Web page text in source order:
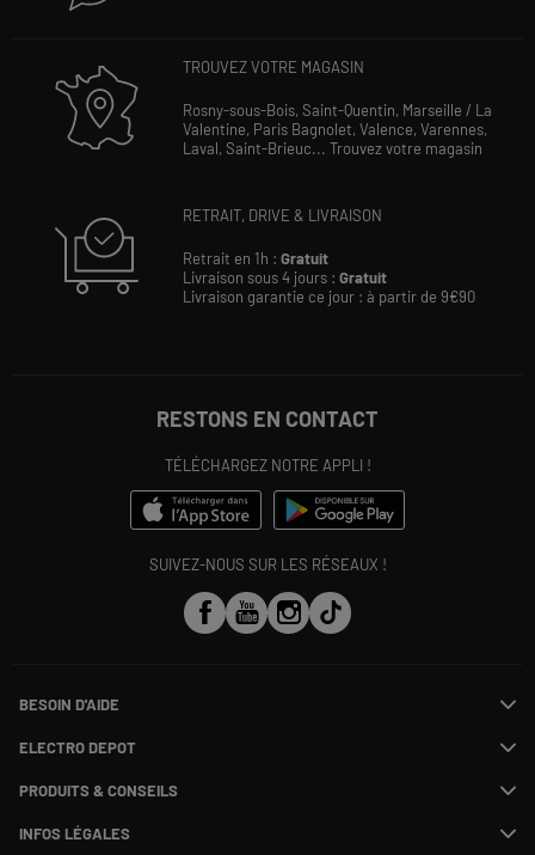
TROUVEZ VOTRE MAGASIN
Rosny-sous-Bois, Saint-Quentin, Marseille / La
Valentine, Paris Bagnolet, Valence, Varennes,
Laval, Saint-Brieuc... Trouvez votre magasin
RETRAIT, DRIVE & LIVRAISON
Retrait en 1h : Gratuit
Livraison sous 4 jours : Gratuit
Livraison garantie ce jour : à partir de 9€90
RESTONS EN CONTACT
TÉLÉCHARGEZ NOTRE APPLI !
SUIVEZ-NOUS SUR LES RÉSEAUX !
BESOIN D'AIDE
Suivre ma commande
SAV
Payer en plusieurs fois
Information phishing
ELECTRO DEPOT
Rejoignez-nous !
PRODUITS & CONSEILS
Nos marques
Les avis du site
INFOS LÉGALES